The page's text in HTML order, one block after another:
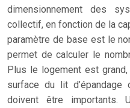
dimensionnement des
collectif, en fonction de la
paramètre de base est le
permet de calculer le
Plus le logement est
surface du lit
doivent être importants.